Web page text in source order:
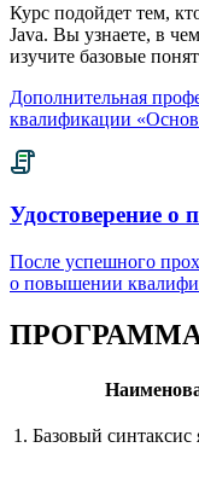
Курс подойдет тем,
Java. Вы узнаете, в
изучите базовые
Дополнительная
квалификации
Удостоверение
После успешного
о повышении
1. Базовый